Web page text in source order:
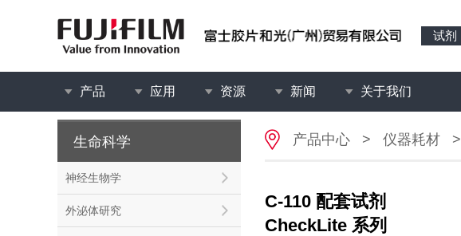
试剂
产品 应用 资源 新闻 关于我们
生命科学
神经生物学
外泌体研究
产品中心 > 仪器耗材 >
C-110 配套试剂
CheckLite 系列